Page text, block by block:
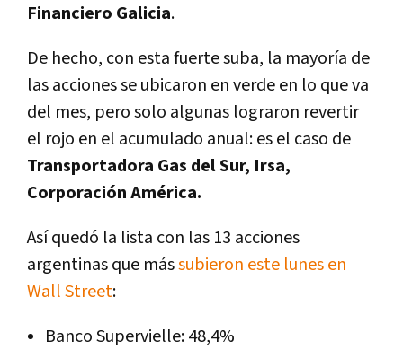
Financiero Galicia.
De hecho, con esta fuerte suba, la mayoría de
las acciones se ubicaron en verde en lo que va
del mes, pero solo algunas lograron revertir
el rojo en el acumulado anual: es el caso de
Transportadora Gas del Sur, Irsa,
Corporación América.
Así quedó la lista con las 13 acciones
argentinas que mássubieron este lunes en
Wall Street:
Banco Supervielle: 48,4%